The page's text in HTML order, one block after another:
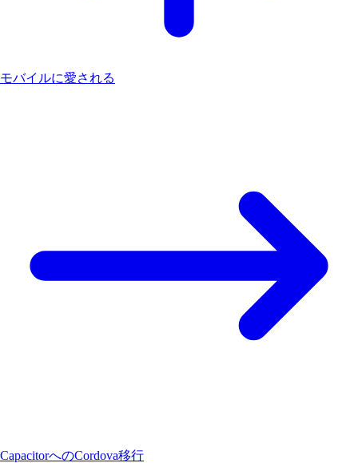
モバイルに愛される
CapacitorへのCordova移行